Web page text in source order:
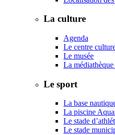
La culture
Agenda
Le centre
Le musée
La
Le sport
La base
La piscine
Le stade
Le stade